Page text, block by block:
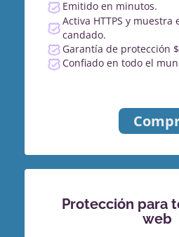
Emitido en minutos.
Activa HTTPS y muestra
candado.
Garantía de protección
Confiado en todo el
Protección para
web